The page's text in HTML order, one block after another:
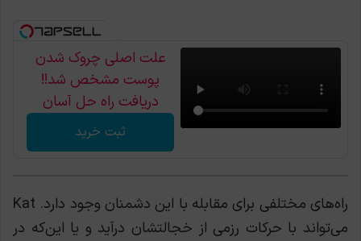
علت اصلی چروک شدن
پوست مشخص شد!!
دریافت راه حل آسان
ثبت خرید
راه‌های مختلفی برای مقابله با این دشمنان وجود دارد. Kat
می‌تواند با حرکات رزمی از خجالتشان درآید و یا این‌که در